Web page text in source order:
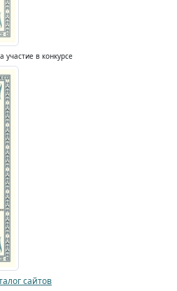
участие в конкурсе
сайтов